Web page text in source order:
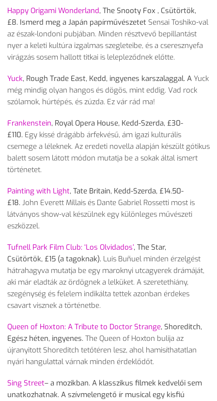
Happy Origami Wonderland, The Snooty Fox , Csütörtök,
£8. Ismerd meg a Japán papírművészetet Sensai Toshiko-val
az észak-londoni pubjában. Minden résztvevő bepillantást
nyer a keleti kultúra izgalmas szegleteibe, és a cseresznyefa
virágzás sosem hallott titkai is lelepleződnek előtte.
Yuck, Rough Trade East, Kedd, ingyenes karszalaggal. A Yuck
még mindig olyan hangos és dögös, mint eddig. Vad rock
szólamok, húrtépés, és zúzda. Ez vár rád ma!
Frankenstein, Royal Opera House, Kedd-Szerda, £30-
£110. Egy kissé drágább árfekvésű, ám igazi kulturális
csemege a léleknek. Az eredeti novella alapján készült gótikus
balett sosem látott módon mutatja be a sokak által ismert
történetet.
Painting with Light, Tate Britain, Kedd-Szerda, £14.50-
£18. John Everett Millais és Dante Gabriel Rossetti most is
látványos show-val készülnek egy különleges művészeti
eszközzel.
Tufnell Park Film Club: ‘Los Olvidados’, The Star,
Csütörtök, £15 (a tagoknak). Luis Buñuel minden érzelgést
hátrahagyva mutatja be egy maroknyi utcagyerek drámáját,
aki már eladták az ördögnek a lelküket. A szeretethiány,
szegénység és felelem indikálta tettek azonban érdekes
csavart visznek a történetbe.
Queen of Hoxton: A Tribute to Doctor Strange, Shoreditch,
Egész héten, ingyenes. The Queen of Hoxton bulija az
újranyitott Shoreditch tetőtéren lesz, ahol hamisíthatatlan
nyári hangulattal várnak minden érdeklődőt.
Sing Street– a mozikban. A klasszikus filmek kedvelői sem
unatkozhatnak. A szívmelengető ír musical egy kisfiú